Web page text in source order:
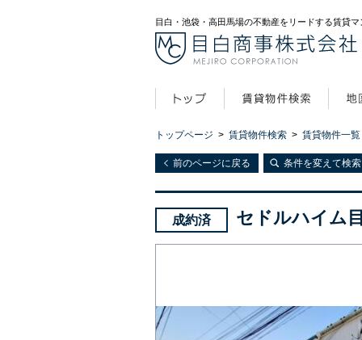
目白・池袋・高田馬場の不動産をリードする賃貸
トップページ > 賃貸物件検索 > 賃貸物件一覧
前のページに戻る 条件を変えて検索
成約済 セドルハイム